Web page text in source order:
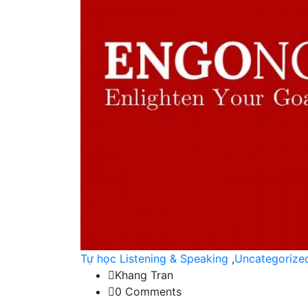
Tự học Listening & Speaking ,
Khang Tran
0 Comments